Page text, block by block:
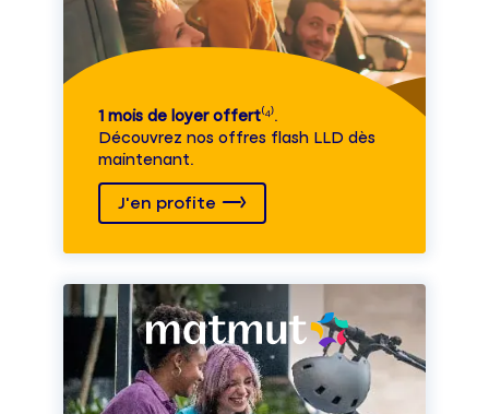
1 mois de loyer offert⁽⁴⁾.
Découvrez nos offres flash LLD dès
maintenant.
J'en profite